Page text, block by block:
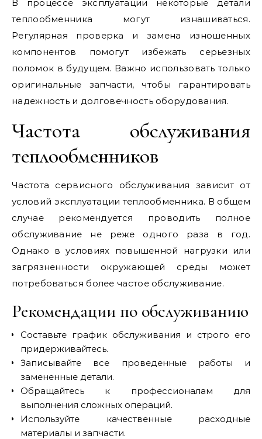
В процессе эксплуатации некоторые детали
теплообменника могут изнашиваться.
Регулярная проверка и замена изношенных
компонентов помогут избежать серьезных
поломок в будущем. Важно использовать только
оригинальные запчасти, чтобы гарантировать
надежность и долговечность оборудования.
Частота обслуживания
теплообменников
Частота сервисного обслуживания зависит от
условий эксплуатации теплообменника. В общем
случае рекомендуется проводить полное
обслуживание не реже одного раза в год.
Однако в условиях повышенной нагрузки или
загрязненности окружающей среды может
потребоваться более частое обслуживание.
Рекомендации по обслуживанию
Составьте график обслуживания и строго его
придерживайтесь.
Записывайте все проведенные работы и
замененные детали.
Обращайтесь к профессионалам для
выполнения сложных операций.
Используйте качественные расходные
материалы и запчасти.